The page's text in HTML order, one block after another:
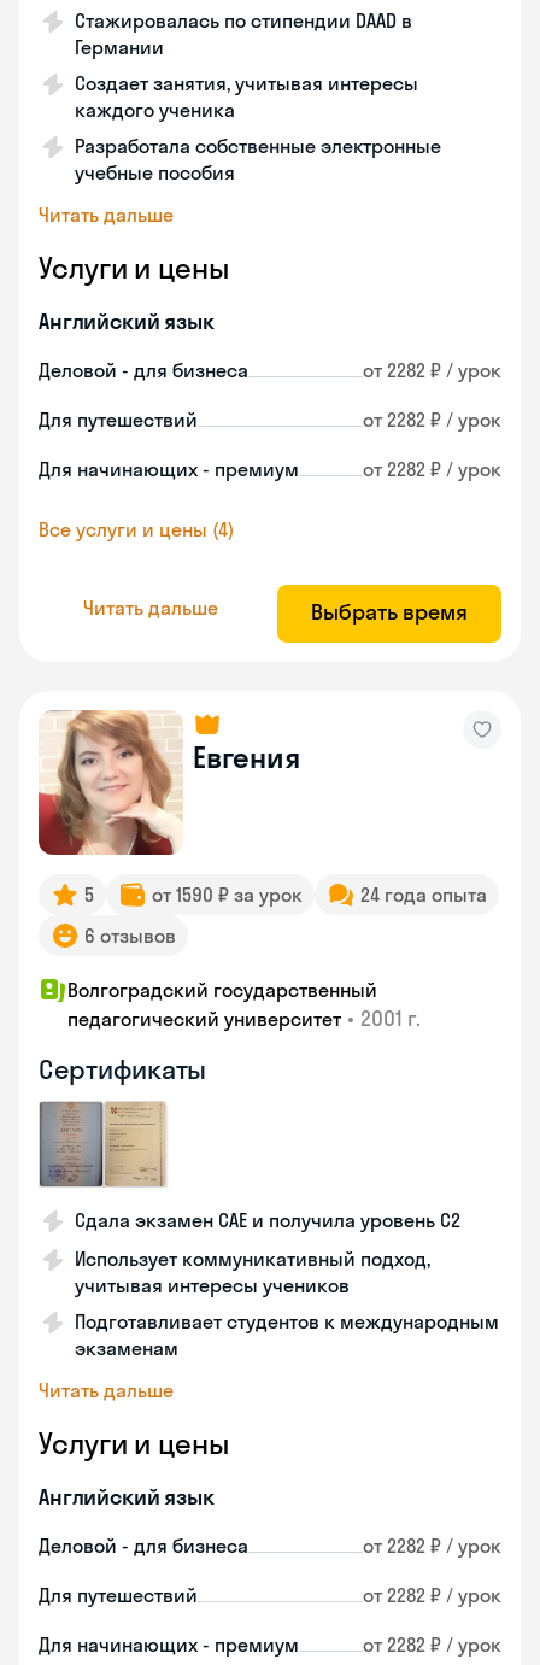
Стажировалась по стипендии DAAD в
Германии
Создает занятия, учитывая интересы
каждого ученика
Разработала собственные электронные
учебные пособия
Читать дальше
Услуги и цены
Английский язык
Деловой - для бизнеса от 2282 ₽ / урок
Для путешествий от 2282 ₽ / урок
Для начинающих - премиум от 2282 ₽ / урок
Все услуги и цены (4)
Читать дальше Выбрать время
Евгения
5 от 1590 ₽ за урок
24 года опыта
6 отзывов
Волгоградский государственный
педагогический университет • 2001 г.
Сертификаты
Сдала экзамен CAE и получила уровень С2
Использует коммуникативный подход,
учитывая интересы учеников
Подготавливает студентов к международным
экзаменам
Читать дальше
Услуги и цены
Английский язык
Деловой - для бизнеса от 2282 ₽ / урок
Для путешествий от 2282 ₽ / урок
Для начинающих - премиум от 2282 ₽ / урок